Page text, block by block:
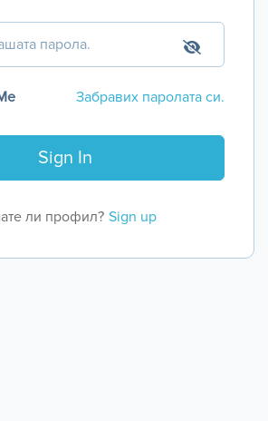
Забравих паролата си.
ли профил? Sign up